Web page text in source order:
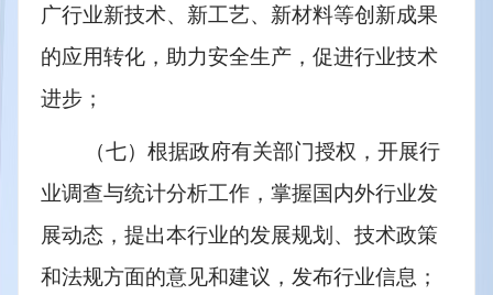
广行业新技术、新工艺、新材料等创新成果
的应用转化，助力安全生产，促进行业技术
进步；
（七）根据政府有关部门授权，开展行
业调查与统计分析工作，掌握国内外行业发
展动态，提出本行业的发展规划、技术政策
和法规方面的意见和建议，发布行业信息；